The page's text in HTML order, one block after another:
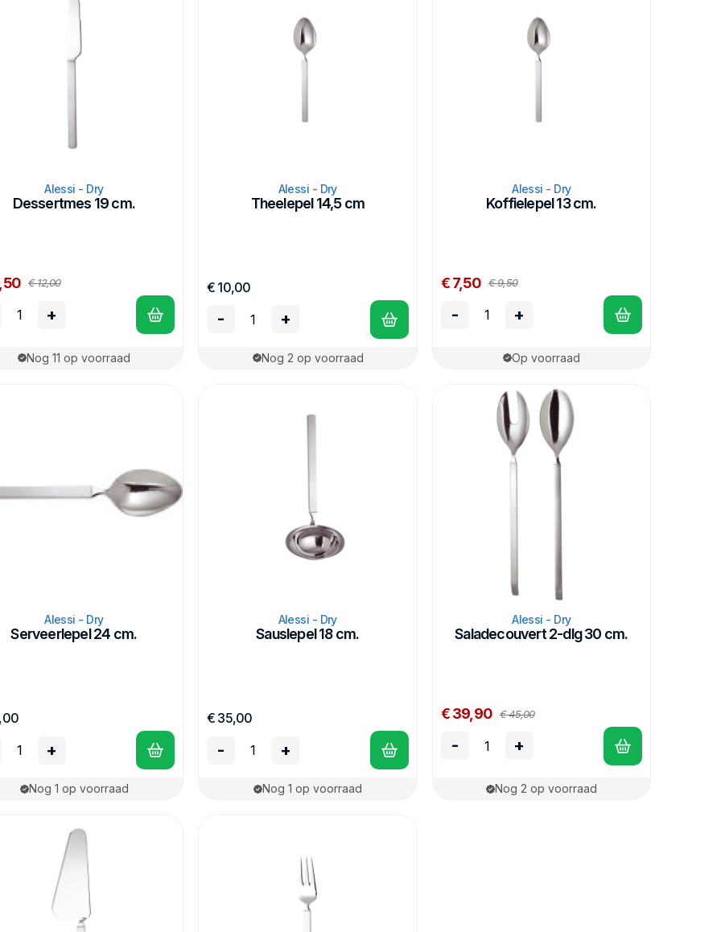
Alessi - Dry
Dessertmes 19 cm.
€ 12,00
+
Nog 11 op voorraad
Alessi - Dry
Theelepel 14,5 cm
€ 10,00
- +
Nog 2 op voorraad
Alessi - Dry
Koffielepel 13 cm.
€ 7,50 € 9,50
- +
Op voorraad
Alessi - Dry
Serveerlepel 24 cm.
+
Nog 1 op voorraad
Alessi - Dry
Sauslepel 18 cm.
€ 35,00
- +
Nog 1 op voorraad
Alessi - Dry
Saladecouvert 2-dlg 30 cm.
€ 39,90 € 45,00
- +
Nog 2 op voorraad